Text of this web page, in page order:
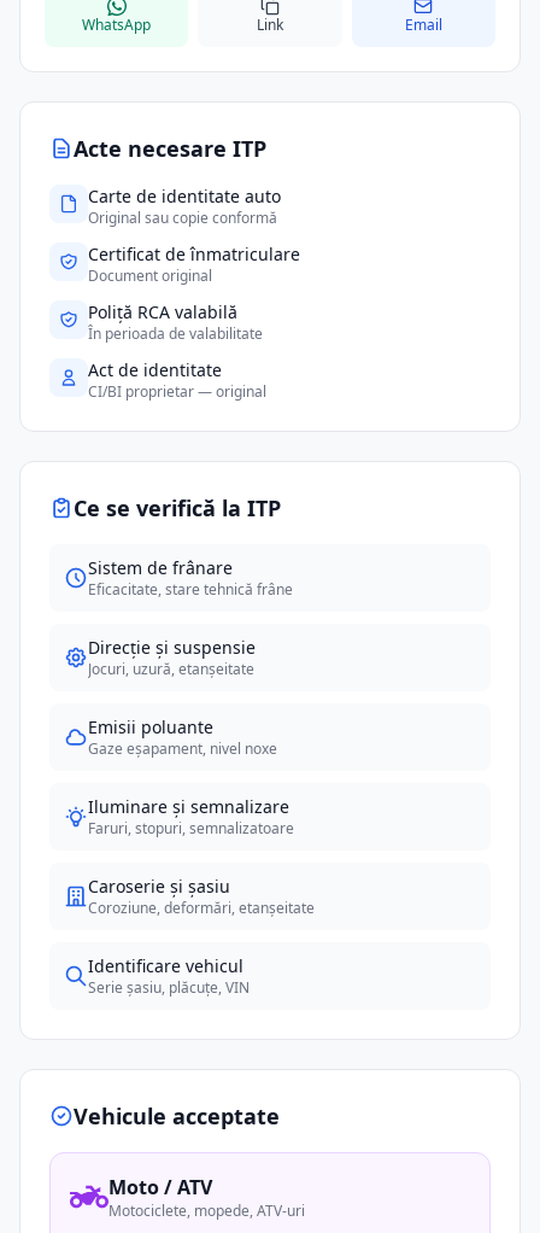
Acte necesare ITP
Carte de identitate auto
Original sau copie conformă
Certificat de înmatriculare
Document original
Poliță RCA valabilă
În perioada de valabilitate
Act de identitate
CI/BI proprietar — original
Ce se verifică la ITP
Sistem de frânare
Eficacitate, stare tehnică frâne
Direcție și suspensie
Jocuri, uzură, etanșeitate
Emisii poluante
Gaze eșapament, nivel noxe
Iluminare și semnalizare
Faruri, stopuri, semnalizatoare
Caroserie și șasiu
Coroziune, deformări, etanșeitate
Identificare vehicul
Serie șasiu, plăcuțe, VIN
Vehicule acceptate
Moto / ATV
Motociclete, mopede, ATV-uri
WhatsApp Link Email